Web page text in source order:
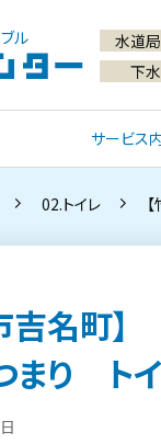
ル
サービス
水道
下
02.トイレ
吉名町】
まり ト